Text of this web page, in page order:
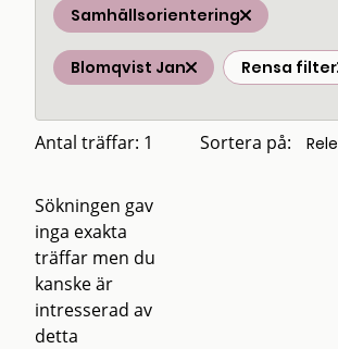
Samhällsorientering
Blomqvist Jan Rensa filter
Antal träffar: 1 Sortera på:
Sökningen gav
inga exakta
träffar men du
kanske är
intresserad av
detta